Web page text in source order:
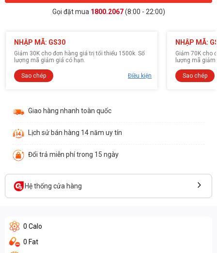
Gọi đặt mua 1800.2067(8:00 - 22:00)
NHẬP MÃ: GS30
Giảm 30K cho đơn hàng giá trị tối thiểu 1500k. Số
lượng mã giảm giá có hạn.
Sao chép Điều kiện
NHẬP MÃ:
Giảm 70K cho
lượng mã
Sao chép
Giao hàng nhanh toàn quốc
Lịch sử bán hàng 14 năm uy tín
Đổi trả miễn phí trong 15 ngày
Hệ thống cửa hàng
0 Calo
0 Fat